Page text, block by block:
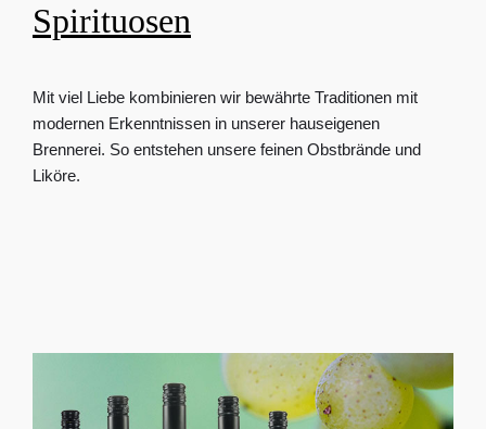
Spirituosen
Mit viel Liebe kombinieren wir bewährte Traditionen mit
modernen Erkenntnissen in unserer hauseigenen
Brennerei. So entstehen unsere feinen Obstbrände und
Liköre.